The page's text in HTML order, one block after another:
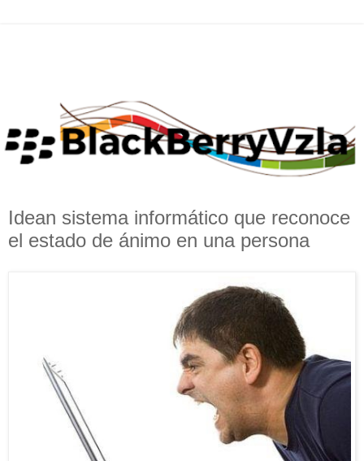
Idean sistema informático que reconoce
el estado de ánimo en una persona